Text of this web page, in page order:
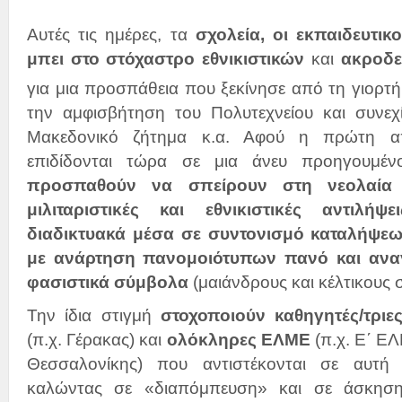
Αυτές τις ημέρες, τασχολεία, οι
μπει στο στόχαστρο εθνικιστικών και
για μια προσπάθεια που ξεκίνησε από τη
την αμφισβήτηση του Πολυτεχνείου και
Μακεδονικό ζήτημα κ.α. Αφού η πρώτη
επιδίδονται τώρα σε μια άνευ
προσπαθούν να σπείρουν στη νεολαία
μιλιταριστικές και εθνικιστικές
διαδικτυακά μέσα σε συντονισμό
με ανάρτηση πανομοιότυπων πανό και
φασιστικά σύμβολα (μαιάνδρους και
Την ίδια στιγμή στοχοποιούν καθηγητές/
(π.χ. Γέρακας) και ολόκληρες ΕΛΜΕ (π.χ. Ε΄
Θεσσαλονίκης) που αντιστέκονται σε
καλώντας σε «διαπόμπευση» και σε